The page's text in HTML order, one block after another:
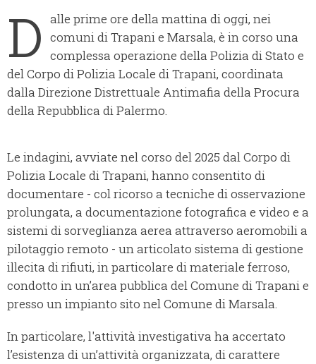
D alle prime ore della mattina di oggi, nei
comuni di Trapani e Marsala, è in corso una
complessa operazione della Polizia di Stato e
del Corpo di Polizia Locale di Trapani, coordinata
dalla Direzione Distrettuale Antimafia della Procura
della Repubblica di Palermo.
Le indagini, avviate nel corso del 2025 dal Corpo di
Polizia Locale di Trapani, hanno consentito di
documentare - col ricorso a tecniche di osservazione
prolungata, a documentazione fotografica e video e a
sistemi di sorveglianza aerea attraverso aeromobili a
pilotaggio remoto - un articolato sistema di gestione
illecita di rifiuti, in particolare di materiale ferroso,
condotto in un’area pubblica del Comune di Trapani e
presso un impianto sito nel Comune di Marsala.
In particolare, l'attività investigativa ha accertato
l’esistenza di un’attività organizzata, di carattere